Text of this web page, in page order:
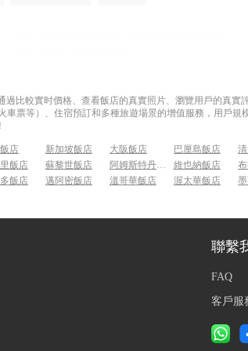
過比較實时價格、查看飯店的真實照片、瀏覽用戶的真
票等）、住宿預訂和多種旅遊場景的增值服務，用戶
店 新加坡飯店 大阪飯店 巴厘島飯店
飯店 蘇黎世飯店 阿姆斯特丹飯店 維也納飯店
飯店 邁阿密飯店 溫哥華飯店 渥太華飯店
聯繫
FAQ
客戶服